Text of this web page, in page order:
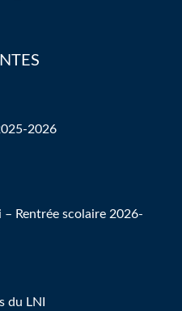
2026
– Rentrée scolaire 2026-
du LNI